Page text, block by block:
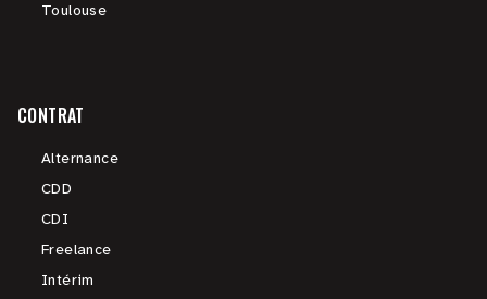
Toulouse
CONTRAT
Alternance
CDD
CDI
Freelance
Intérim